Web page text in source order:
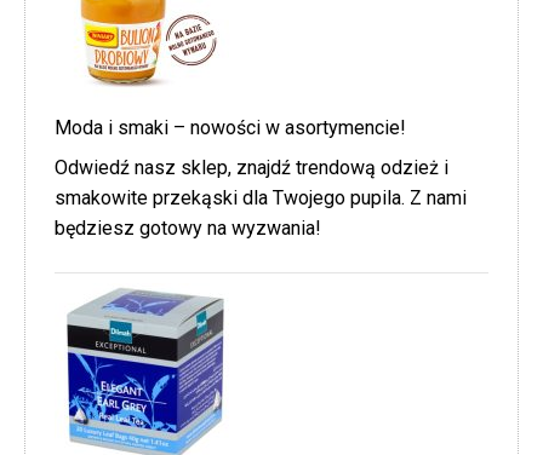
Moda i smaki – nowości w asortymencie!
Odwiedź nasz sklep, znajdź trendową odzież i
smakowite przekąski dla Twojego pupila. Z nami
będziesz gotowy na wyzwania!